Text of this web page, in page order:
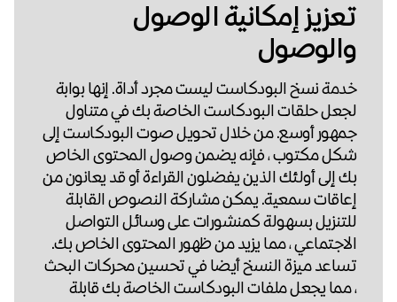
تعزيز إمكانية الوصول
والوصول
خدمة نسخ البودكاست ليست مجرد أداة. إنها بوابة
لجعل حلقات البودكاست الخاصة بك في متناول
جمهور أوسع. من خلال تحويل صوت البودكاست إلى
شكل مكتوب ، فإنه يضمن وصول المحتوى الخاص
بك إلى أولئك الذين يفضلون القراءة أو قد يعانون من
إعاقات سمعية. يمكن مشاركة النصوص القابلة
للتنزيل بسهولة كمنشورات على وسائل التواصل
الاجتماعي ، مما يزيد من ظهور المحتوى الخاص بك.
تساعد ميزة النسخ أيضا في تحسين محركات البحث
، مما يجعل ملفات البودكاست الخاصة بك قابلة